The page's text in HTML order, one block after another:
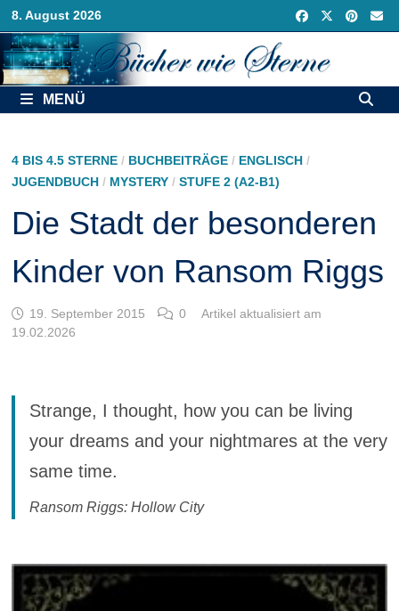
Zurück
zum
Inhalt
8. August 2026
MENÜ
4 BIS 4.5 STERNE/ BUCHBEITRÄGE/ ENGLISCH/
JUGENDBUCH/ MYSTERY/ STUFE 2 (A2-B1)
Die Stadt der besonderen
Kinder von Ransom Riggs
19. September 2015 0
Artikel aktualisiert am
19.02.2026
Strange, I thought, how you can be living
your dreams and your nightmares at the very
same time.
Ransom Riggs: Hollow City